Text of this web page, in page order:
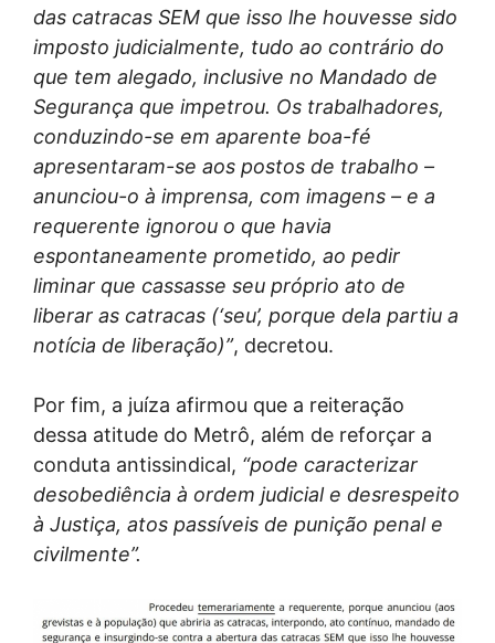
das catracas SEM que isso lhe houvesse sido
imposto judicialmente, tudo ao contrário do
que tem alegado, inclusive no Mandado de
Segurança que impetrou. Os trabalhadores,
conduzindo-se em aparente boa-fé
apresentaram-se aos postos de trabalho –
anunciou-o à imprensa, com imagens – e a
requerente ignorou o que havia
espontaneamente prometido, ao pedir
liminar que cassasse seu próprio ato de
liberar as catracas (‘seu’, porque dela partiu a
notícia de liberação)”, decretou.
Por fim, a juíza afirmou que a reiteração
dessa atitude do Metrô, além de reforçar a
conduta antissindical, “pode caracterizar
desobediência à ordem judicial e desrespeito
à Justiça, atos passíveis de punição penal e
civilmente”.